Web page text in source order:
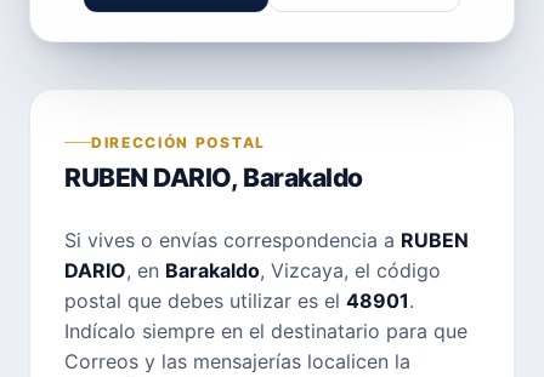
DIRECCIÓN POSTAL
RUBEN DARIO, Barakaldo
Si vives o envías correspondencia a RUBEN
DARIO, en Barakaldo, Vizcaya, el código
postal que debes utilizar es el 48901.
Indícalo siempre en el destinatario para que
Correos y las mensajerías localicen la